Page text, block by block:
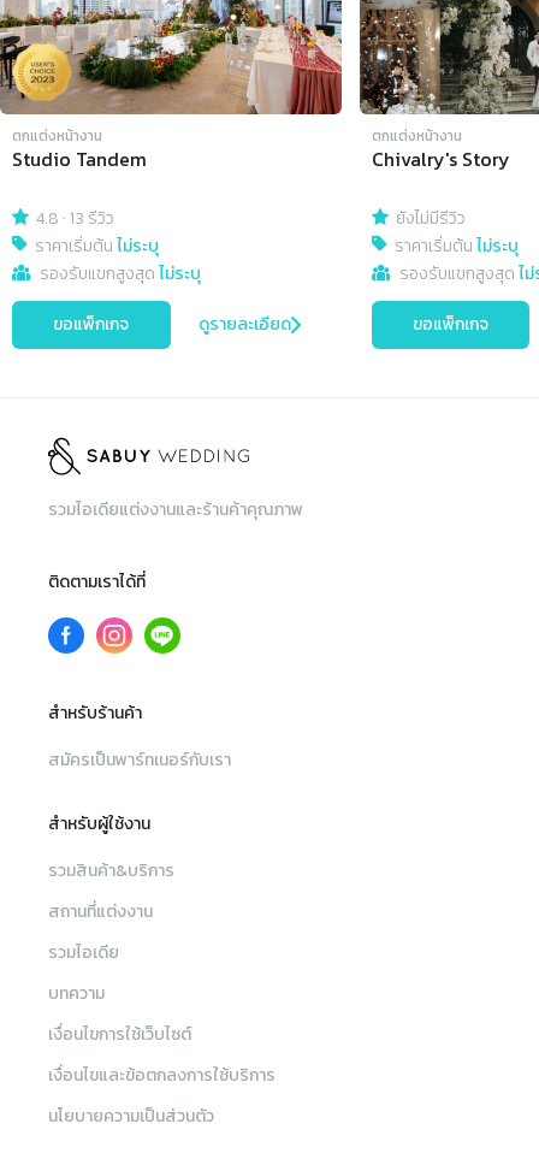
ตกแต่งหน้างาน
Studio Tandem
4.8 ·13 รีวิว
ราคาเริ่มต้นไม่ระบุ
รองรับแขกสูงสุดไม่ระบุ
ขอแพ็กเกจ ดูรายละเอียด
ตกแต่งหน้างาน
Chivalry's Story
ยังไม่มีรีวิว
ราคาเริ่มต้นไม่ระบุ
รองรับแขกสูงสุดไ
ขอแพ็กเกจ
รวมไอเดียแต่งงานและร้านค้าคุณภาพ
ติดตามเราได้ที่
สำหรับร้านค้า
สมัครเป็นพาร์ทเนอร์กับเรา
สำหรับผู้ใช้งาน
รวมสินค้า&บริการ
สถานที่แต่งงาน
รวมไอเดีย
บทความ
เงื่อนไขการใช้เว็บไซต์
เงื่อนไขและข้อตกลงการใช้บริการ
นโยบายความเป็นส่วนตัว